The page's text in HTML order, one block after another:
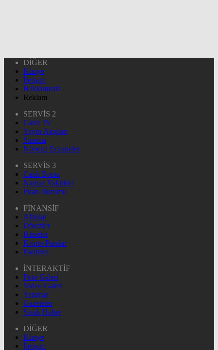
DİĞER
Künye
İletişim
Hakkımızda
Reklam
SERVİS 2
Canlı Tv
Yayın Akışları
Sinema
Nöbetçi Eczaneler
SERVİS 3
Canlı Borsa
Namaz Vakitleri
Puan Durumu
FİNANSİF
Altınlar
Dövizler
Hisseler
Kripto Paralar
Pariteler
İNTERAKTİF
Foto Galeri
Video Galeri
Yazarlar
Gazeteler
Sıcak Haber
DİĞER
Künye
İletişim